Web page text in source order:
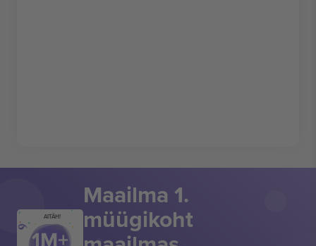
AITÄH!
Maailma 1.
müügikoht